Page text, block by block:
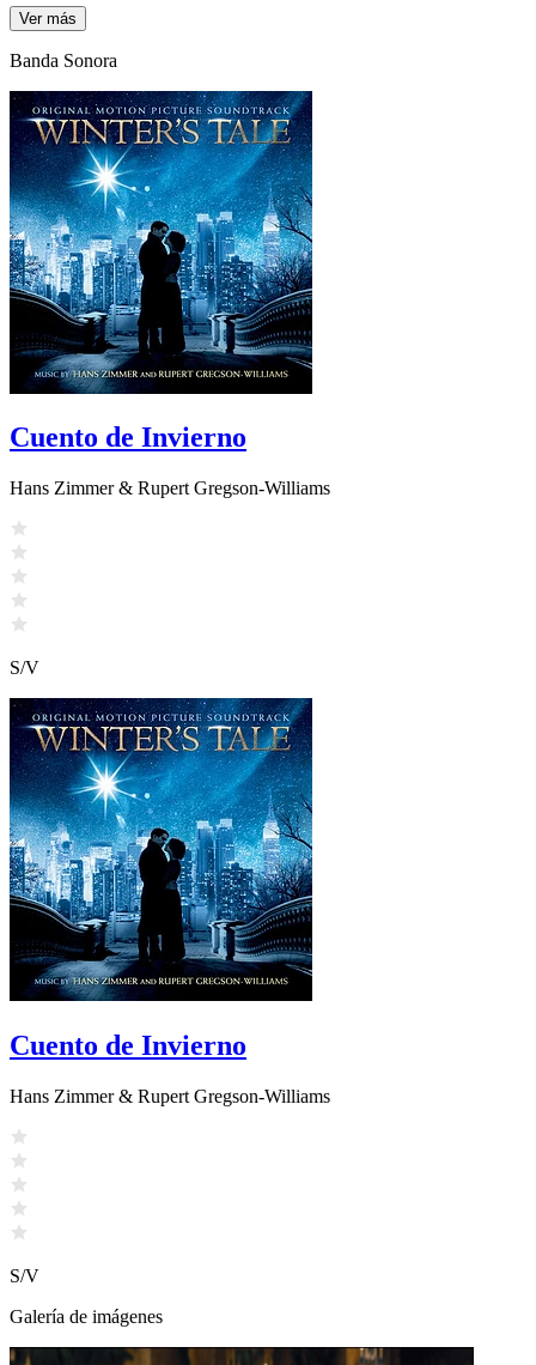
Ver más
Banda Sonora
Cuento de Invierno
Hans Zimmer & Rupert Gregson-Williams
S/V
Cuento de Invierno
Hans Zimmer & Rupert Gregson-Williams
S/V
Galería de imágenes